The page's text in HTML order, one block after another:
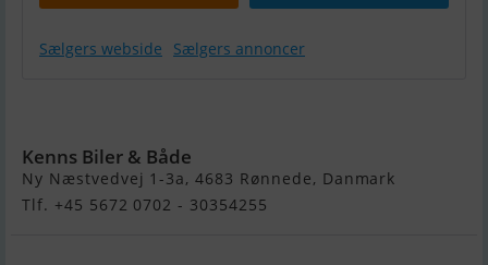
Sælgers webside Sælgers annoncer
Kenns Biler & Både
Ny Næstvedvej 1-3a, 4683 Rønnede, Danmark
Tlf. +45 5672 0702 - 30354255